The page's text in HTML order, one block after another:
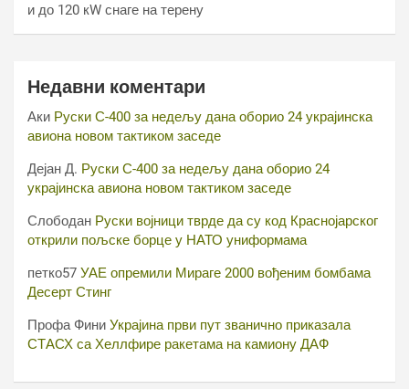
и до 120 кW снаге на терену
Недавни коментари
Аки Руски С-400 за недељу дана оборио 24 украјинска
авиона новом тактиком заседе
Дејан Д. Руски С-400 за недељу дана оборио 24
украјинска авиона новом тактиком заседе
Слободан Руски војници тврде да су код Краснојарског
открили пољске борце у НАТО униформама
петко57 УАЕ опремили Мираге 2000 вођеним бомбама
Десерт Стинг
Профа Фини Украјина први пут званично приказала
СТАСХ са Хеллфире ракетама на камиону ДАФ